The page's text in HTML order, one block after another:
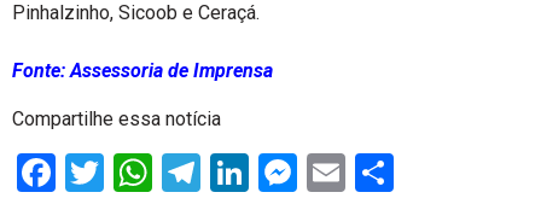
Pinhalzinho, Sicoob e Ceraçá.
Fonte: Assessoria de Imprensa
Compartilhe essa notícia
Facebook
Twitter
WhatsApp
Telegram
LinkedIn
Messenger
Email